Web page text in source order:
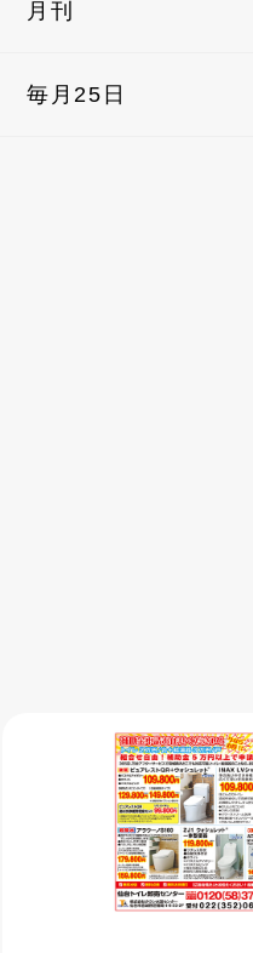
月刊
毎月25日